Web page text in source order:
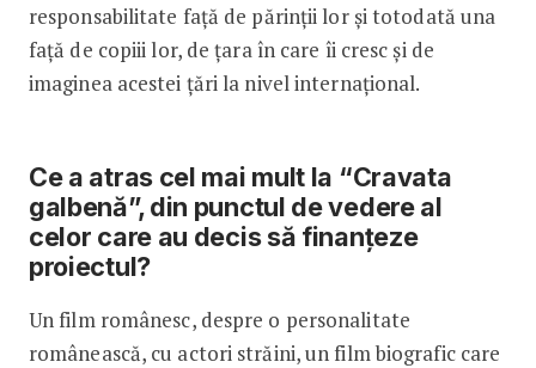
responsabilitate față de părinții lor și totodată una
față de copiii lor, de țara în care îi cresc și de
imaginea acestei țări la nivel internațional.
Ce a atras cel mai mult la “Cravata
galbenă”, din punctul de vedere al
celor care au decis să finanțeze
proiectul?
Un film românesc, despre o personalitate
românească, cu actori străini, un film biografic care